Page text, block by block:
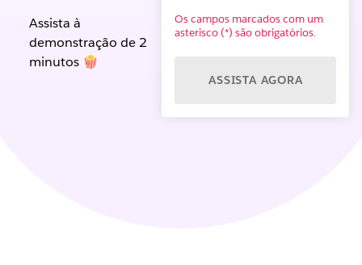
Assista à
demonstração de 2
minutos 🍿
Os campos marcados com um
asterisco (*) são obrigatórios.
ASSISTA AGORA